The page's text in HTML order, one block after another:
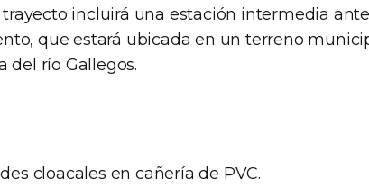
incluirá una estación intermedia
que estará ubicada en un terreno
del río Gallegos.
cloacales en cañería de PVC.